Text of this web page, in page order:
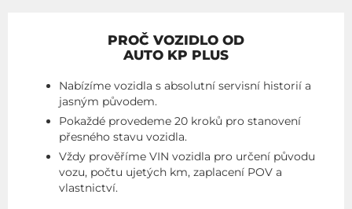
PROČ VOZIDLO OD
AUTO KP PLUS
Nabízíme vozidla s absolutní servisní historií a
jasným původem.
Pokaždé provedeme 20 kroků pro stanovení
přesného stavu vozidla.
Vždy prověříme VIN vozidla pro určení původu
vozu, počtu ujetých km, zaplacení POV a
vlastnictví.